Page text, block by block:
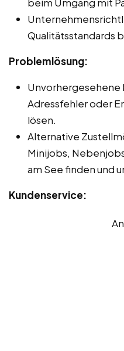
Qualitätsstandards
Problemlösung:
Unvorhergesehene
Adressfehler oder
lösen.
Alternative
Minijobs,
am See finden und
Kundenservice: